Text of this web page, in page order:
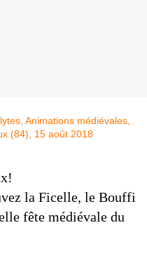
la Ficelle, le Bouffi
fête médiévale du